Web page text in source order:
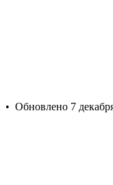
• Обновлено 7